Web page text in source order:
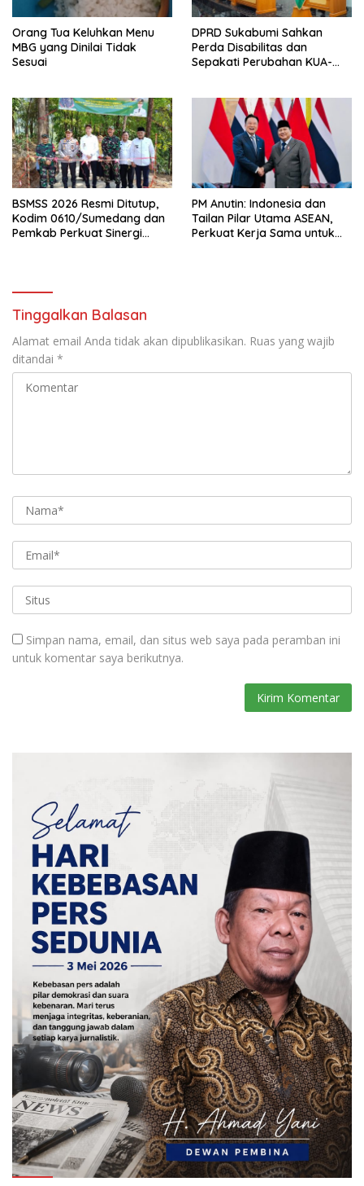
Orang Tua Keluhkan Menu
MBG yang Dinilai Tidak
Sesuai
DPRD Sukabumi Sahkan
Perda Disabilitas dan
Sepakati Perubahan KUA-
BSMSS 2026 Resmi Ditutup,
Kodim 0610/Sumedang dan
Pemkab Perkuat Sinergi
PM Anutin: Indonesia dan
Tailan Pilar Utama ASEAN,
Perkuat Kerja Sama untuk
Tinggalkan Balasan
Alamat email Anda tidak akan dipublikasikan. Ruas yang wajib
ditandai *
Simpan nama, email, dan situs web saya pada peramban ini
untuk komentar saya berikutnya.